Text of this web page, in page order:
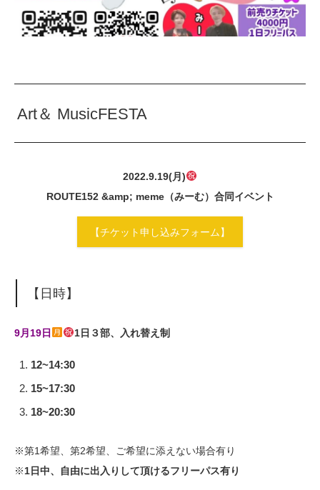
Art＆ MusicFESTA
2022.9.19(月)
ROUTE152 &amp; meme（みーむ）合同イベント
【チケット申し込みフォーム】
【日時】
9月19日 1日３部、入れ替え制
12~14:30
15~17:30
18~20:30
※第1希望、第2希望、ご希望に添えない場合有り
※1日中、自由に出入りして頂けるフリーパス有り